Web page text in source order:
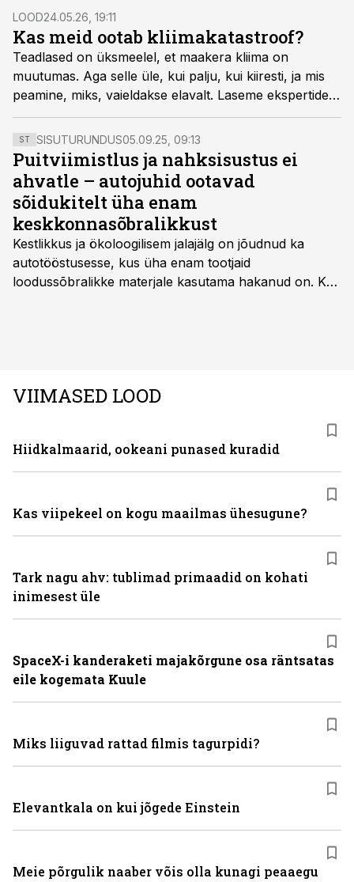
Universumist minema pühkida.
LOOD24.05.26, 19:11
Kas meid ootab kliimakatastroof?
Teadlased on üksmeelel, et maakera kliima on
muutumas. Aga selle üle, kui palju, kui kiiresti, ja mis
peamine, miks, vaieldakse elavalt. Laseme ekspertidel
kohtuda teaduslike argumentide duellis.
ST SISUTURUNDUS05.09.25, 09:13
Puitviimistlus ja nahksisustus ei
ahvatle – autojuhid ootavad
sõidukitelt üha enam
keskkonnasõbralikkust
Kestlikkus ja ökoloogilisem jalajälg on jõudnud ka
autotööstusesse, kus üha enam tootjaid
loodussõbralikke materjale kasutama hakanud on. Kui
VIIMASED LOOD
Hiidkalmaarid, ookeani punased kuradid
Kas viipekeel on kogu maailmas ühesugune?
Tark nagu ahv: tublimad primaadid on kohati
inimesest üle
SpaceX-i kanderaketi majakõrgune osa räntsatas
eile kogemata Kuule
Miks liiguvad rattad filmis tagurpidi?
Elevantkala on kui jõgede Einstein
Meie põrgulik naaber võis olla kunagi peaaegu